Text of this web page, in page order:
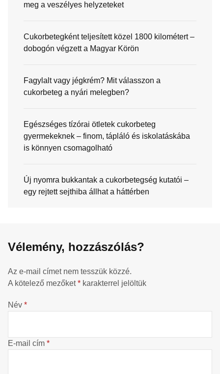
meg a veszélyes helyzeteket
Cukorbetegként teljesített közel 1800 kilométert –
dobogón végzett a Magyar Körön
Fagylalt vagy jégkrém? Mit válasszon a
cukorbeteg a nyári melegben?
Egészséges tízórai ötletek cukorbeteg
gyermekeknek – finom, tápláló és iskolatáskába
is könnyen csomagolható
Új nyomra bukkantak a cukorbetegség kutatói –
egy rejtett sejthiba állhat a háttérben
Vélemény, hozzászólás?
Az e-mail címet nem tesszük közzé.
A kötelező mezőket* karakterrel jelöltük
Név *
E-mail cím *